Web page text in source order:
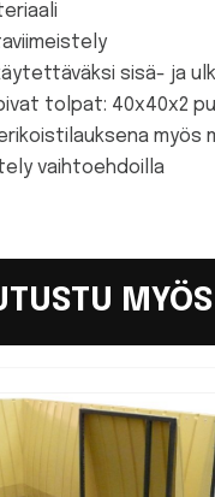
sisä- ja
tolpat: 40x40x2
myös
vaihtoehdoilla
MYÖS